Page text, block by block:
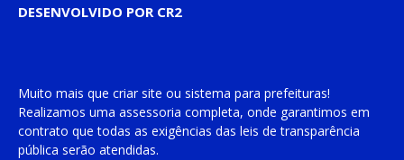
DESENVOLVIDO POR CR2
Muito mais que criar site ou sistema para prefeituras!
Realizamos uma assessoria completa, onde garantimos em
contrato que todas as exigências das leis de transparência
pública serão atendidas.